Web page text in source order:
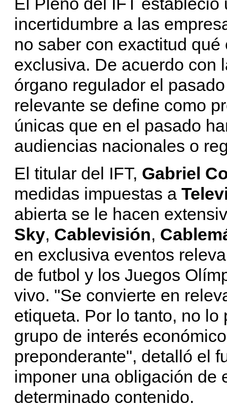
incertidumbre a las
no saber con exactitud
exclusiva. De acuerdo con
órgano regulador el
relevante se define como
únicas que en el pasado
audiencias nacionales o
El titular del IFT, Gabriel
medidas impuestas a
abierta se le hacen
Sky, Cablevisión,
en exclusiva eventos
de futbol y los Juegos
vivo. "Se convierte en
etiqueta. Por lo tanto, no
grupo de interés
preponderante", detalló el
imponer una obligación de
determinado contenido.